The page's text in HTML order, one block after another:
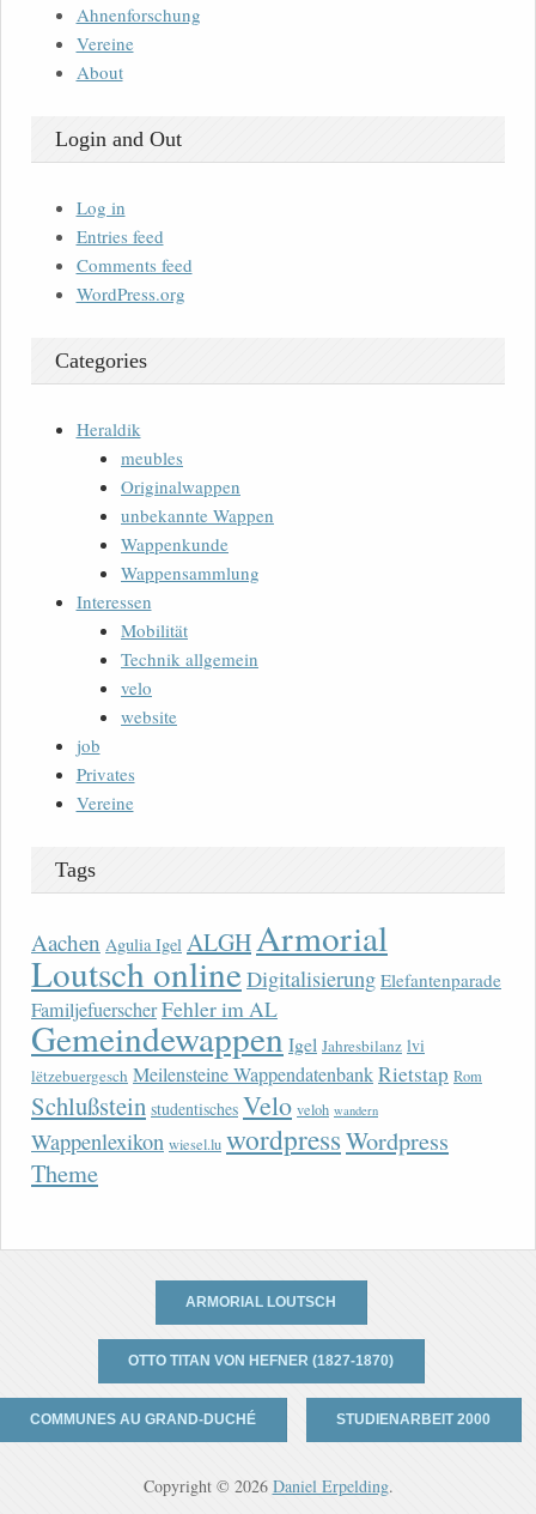
Ahnenforschung
Vereine
About
Login and Out
Log in
Entries feed
Comments feed
WordPress.org
Categories
Heraldik
meubles
Originalwappen
unbekannte Wappen
Wappenkunde
Wappensammlung
Interessen
Mobilität
Technik allgemein
velo
website
job
Privates
Vereine
Tags
Aachen Agulia Igel ALGHArmorial
Loutsch onlineDigitalisierung Elefantenparade
FamiljefuerscherFehler im AL
Gemeindewappen Igel Jahresbilanz lvi
lëtzebuergesch Meilensteine WappendatenbankRietstap Rom
Schlußstein studentisches Velo veloh wandern
Wappenlexikon wiesel.lu wordpressWordpress
Theme
ARMORIAL LOUTSCH
OTTO TITAN VON HEFNER (1827-1870)
COMMUNES AU GRAND-DUCHÉ STUDIENARBEIT 2000
Copyright © 2026 Daniel Erpelding.